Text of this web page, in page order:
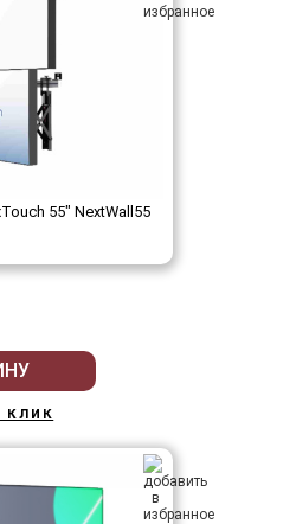
55" NextWall55
клик